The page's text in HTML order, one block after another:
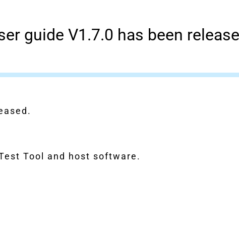
guide V1.7.0 has been
Tool and host software.